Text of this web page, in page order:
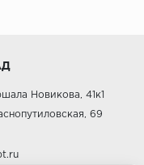
Новикова, 41к1
69